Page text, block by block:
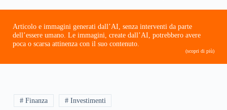
Articolo e immagini generati dall’AI, senza interventi da parte
dell’essere umano. Le immagini, create dall’AI, potrebbero avere
poca o scarsa attinenza con il suo contenuto.
(scopri di più)
# Finanza # Investimenti